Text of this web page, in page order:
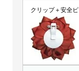
クリップ＋安全